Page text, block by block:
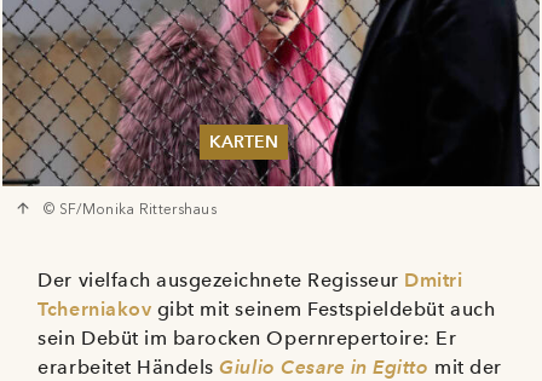
KARTEN
Pfingsten 2026
Karteninformation
Gutscheine
© SF/Monika Rittershaus
Der vielfach ausgezeichnete Regisseur Dmitri
Tcherniakov gibt mit seinem Festspieldebüt auch
sein Debüt im barocken Opernrepertoire: Er
erarbeitet HändelsGiulio Cesare in Egitto mit der